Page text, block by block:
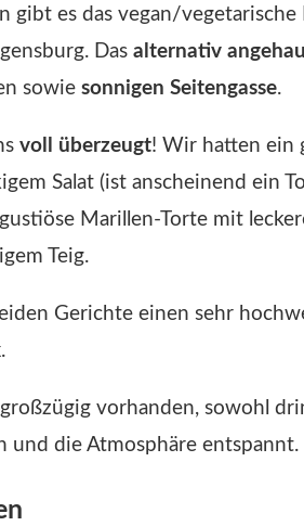
gibt es das vegan/
Das alternativ
sowie sonnigen Seitengasse.
voll überzeugt! Wir hatten ein
Salat (ist anscheinend ein
Marillen-Torte mit
Teig.
Gerichte einen sehr
.
vorhanden, sowohl
und die Atmosphäre entspannt.